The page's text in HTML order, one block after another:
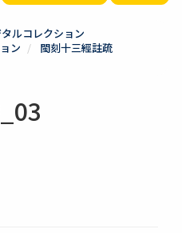
ルコレクション
ン
閩刻十三經註疏